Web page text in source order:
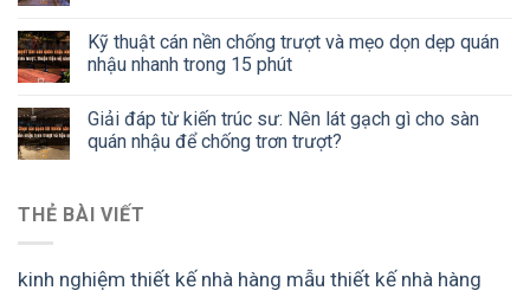
Kỹ thuật cán nền chống trượt và mẹo dọn dẹp quán
nhậu nhanh trong 15 phút
Giải đáp từ kiến trúc sư: Nên lát gạch gì cho sàn
quán nhậu để chống trơn trượt?
THẺ BÀI VIẾT
kinh nghiệm thiết kế nhà hàng mẫu thiết kế nhà hàng